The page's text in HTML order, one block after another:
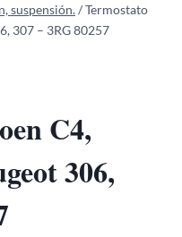
suspensión./Termostato
307 – 3RG 80257
C4,
306,